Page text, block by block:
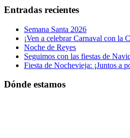
publicaciones
Entradas recientes
Semana Santa 2026
¡Ven a celebrar Carnaval con la
Noche de Reyes
Seguimos con las fiestas de
Fiesta de Nochevieja: ¡Juntos a
Dónde estamos